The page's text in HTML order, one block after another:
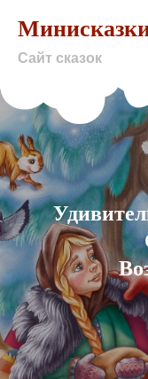
content
Сайт сказок